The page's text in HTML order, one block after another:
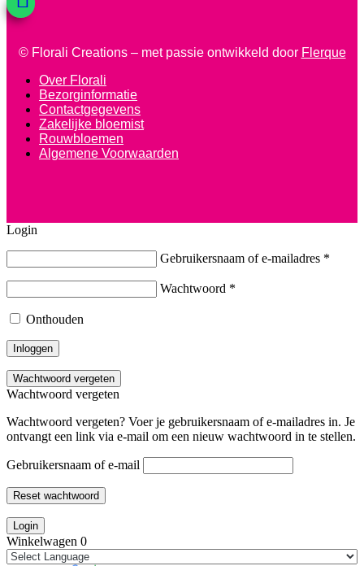
© Florali Creations – met passie ontwikkeld door Flerque
Over Florali
Bezorginformatie
Contactgegevens
Zakelijke bloemist
Rouwbloemen
Algemene Voorwaarden
Login
Gebruikersnaam of e-mailadres *
Wachtwoord *
Onthouden
Inloggen
Wachtwoord vergeten
Wachtwoord vergeten
Wachtwoord vergeten? Voer je gebruikersnaam of e-mailadres in. Je
ontvangt een link via e-mail om een nieuw wachtwoord in te stellen.
Gebruikersnaam of e-mail
Reset wachtwoord
Login
Winkelwagen 0